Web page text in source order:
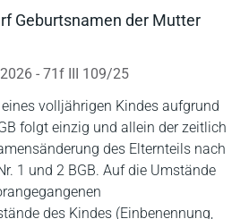
Geburtsnamen der Mutter
- 71f III 109/25
volljährigen Kindes aufgrund
folgt einzig und allein der zeitlich
des Elternteils nach
1 und 2 BGB. Auf die Umstände
des Kindes (Einbenennung,